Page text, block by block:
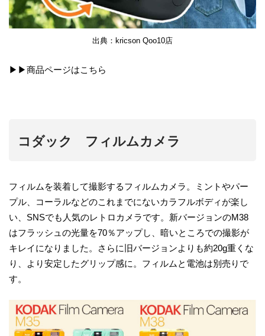
出典：kricson Qoo10店
▶▶商品ページはこちら
コダック フィルムカメラ
フィルムを装着して撮影するフィルムカメラ。ミントやパー
プル、コーラルなどのこれまでにないカラフルボディが楽し
い、SNSでも人気のレトロカメラです。新バージョンのM38
はフラッシュの光量を70％アップし、暗いところでの撮影が
キレイになりました。さらに旧バージョンよりも約20g重くな
り、より安定したグリップ感に。フィルムと電池は別売りで
す。